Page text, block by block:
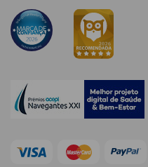
Ver Tudo
Coffrets
Coffrets de
Mulher
Homem